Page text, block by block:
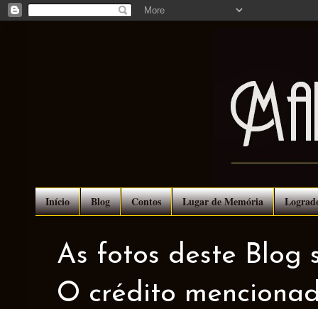
Início Blog Contos Lugar de Memória
As fotos deste Blog
O crédito